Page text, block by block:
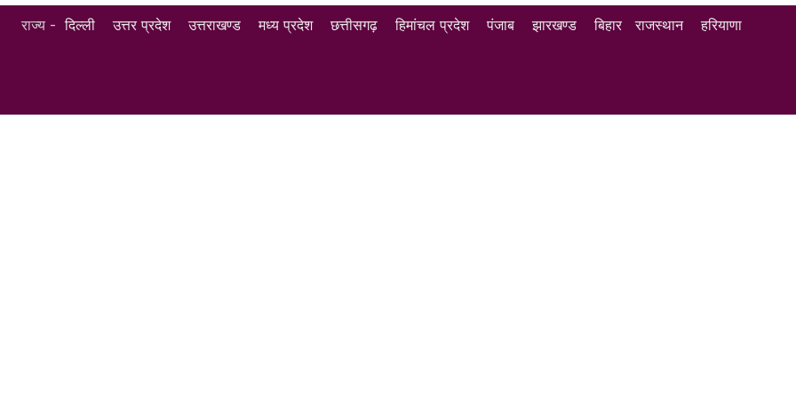
राज्य -दिल्ली उत्तर प्रदेश उत्तराखण्ड मध्य प्रदेश छत्तीसगढ़ हिमांचल प्रदेश पंजाब झारखण्ड बिहार राजस्थान हरियाणा